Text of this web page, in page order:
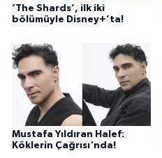
‘The Shards’, ilk iki
bölümüyle Disney+’ta!
Mustafa Yıldıran Halef:
Köklerin Çağrısı'nda!